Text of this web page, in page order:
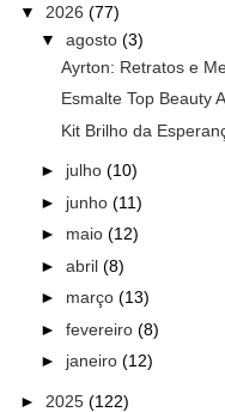
▼ 2026 (77)
▼ agosto (3)
Ayrton: Retratos e
Esmalte Top Beauty
Kit Brilho da
► julho (10)
► junho (11)
► maio (12)
► abril (8)
► março (13)
► fevereiro (8)
► janeiro (12)
► 2025 (122)